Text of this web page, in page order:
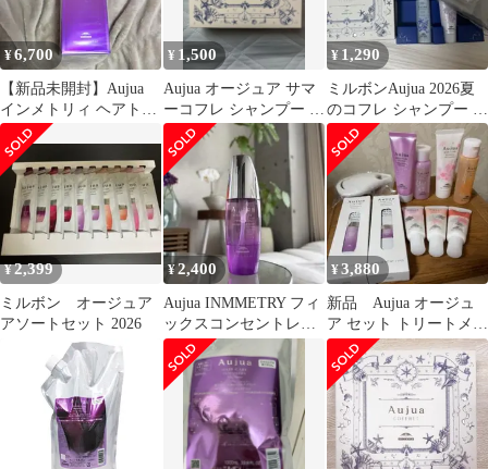
¥6,700
【新品未開封】Aujua
インメトリィ ヘアトリ
ートメント 500g
¥ 1,500
Aujua オージュア サマ
ーコフレ シャンプー ト
リートメント
¥ 1,290
ミルボンAujua 2026夏
のコフレ シャンプー ト
リートメント セット
¥2,399
ミルボン オージュア
アソートセット 2026
¥2,400
Aujua INMMETRY フィ
ックスコンセントレー
トセラム
¥3,880
新品 Aujua オージュ
ア セット トリートメン
ト シャンプー クエン
チ